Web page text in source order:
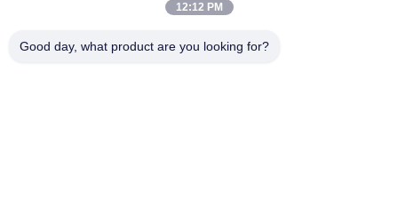
12:12 PM
Good day, what product are you looking for?